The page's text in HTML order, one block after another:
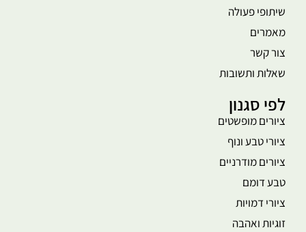
שיתופי פעולה
מאמרים
צור קשר
שאלות ותשובות
לפי סגנון
ציורים מופשטים
ציורי טבע ונוף
ציורים מודרניים
טבע דומם
ציורי דמויות
זוגיות ואהבה